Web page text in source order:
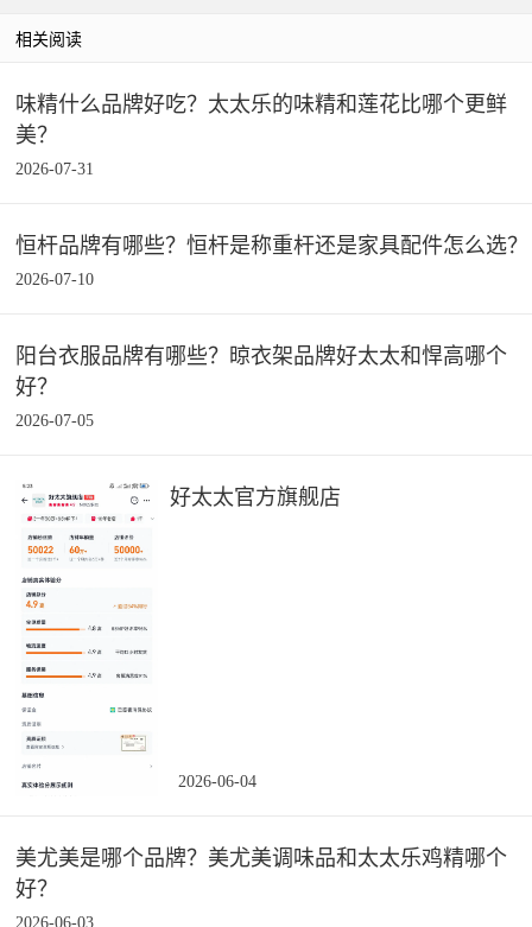
相关阅读
味精什么品牌好吃？太太乐的味精和莲花比哪个更鲜
美？
2026-07-31
恒杆品牌有哪些？恒杆是称重杆还是家具配件怎么选？
2026-07-10
阳台衣服品牌有哪些？晾衣架品牌好太太和悍高哪个
好？
2026-07-05
好太太官方旗舰店
2026-06-04
美尤美是哪个品牌？美尤美调味品和太太乐鸡精哪个
好？
2026-06-03